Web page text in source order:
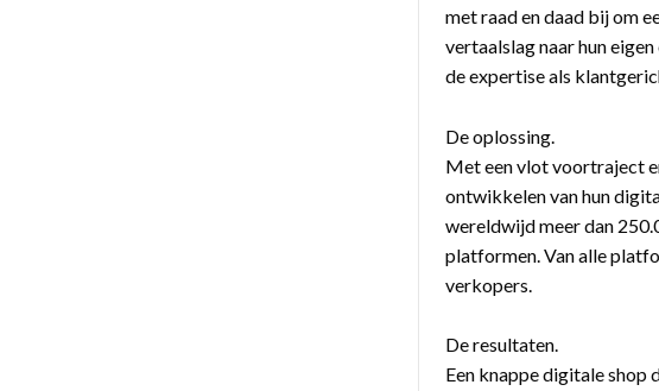
met raad en daad bij om
vertaalslag naar hun
de expertise als
De oplossing.
Met een vlot voortraject
ontwikkelen van hun
wereldwijd meer dan
platformen. Van alle
verkopers.
De resultaten.
Een knappe digitale shop